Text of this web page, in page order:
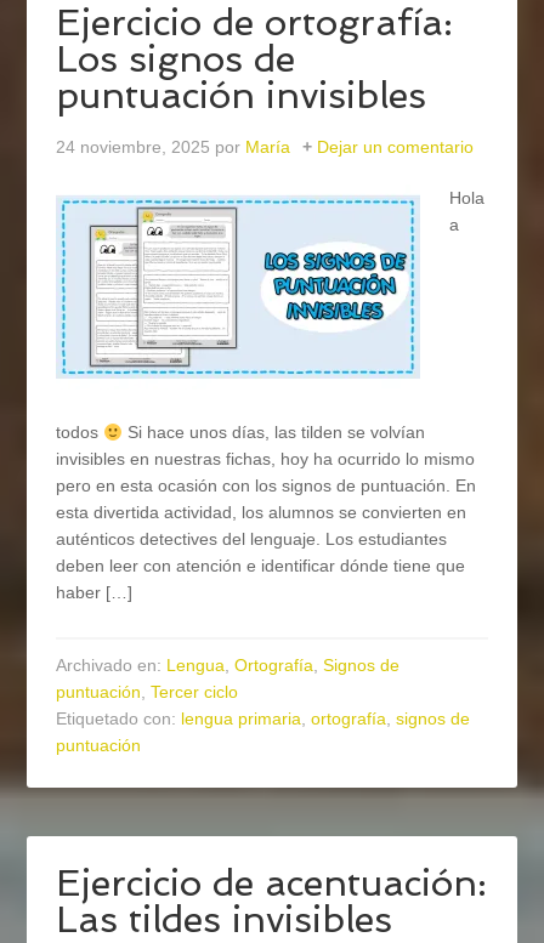
Ejercicio de ortografía:
Los signos de
puntuación invisibles
24 noviembre, 2025 por María Dejar un comentario
Hola
a
todos
Si hace unos días, las tilden se volvían
invisibles en nuestras fichas, hoy ha ocurrido lo mismo
pero en esta ocasión con los signos de puntuación. En
esta divertida actividad, los alumnos se convierten en
auténticos detectives del lenguaje. Los estudiantes
deben leer con atención e identificar dónde tiene que
haber […]
Archivado en: Lengua,Ortografía,Signos de
puntuación,Tercer ciclo
Etiquetado con: lengua primaria,ortografía,signos de
puntuación
Ejercicio de acentuación:
Las tildes invisibles